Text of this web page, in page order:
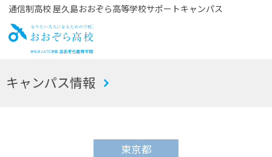
通信制高校 屋久島おおぞら高等学校サポートキャンパス
お
キャンパス情報
東京都